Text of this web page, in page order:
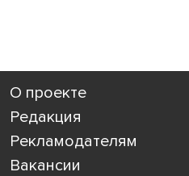
О проекте
Редакция
Рекламодателям
Вакансии